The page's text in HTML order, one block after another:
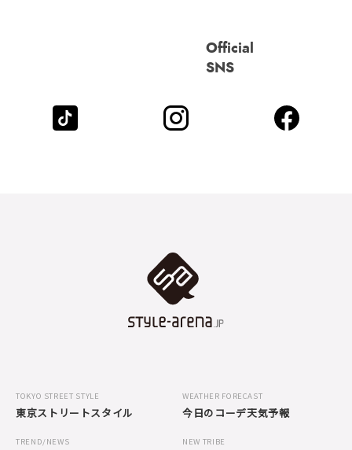
Official
SNS
TOKYO STREET STYLE
東京ストリートスタイル
WEATHER FORECAST
今日のコーデ天気予報
TREND/NEWS NEW TRIBE